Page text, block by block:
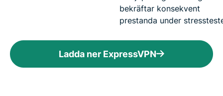
bekräftar konsekvent
prestanda under
Ladda ner ExpressVPN